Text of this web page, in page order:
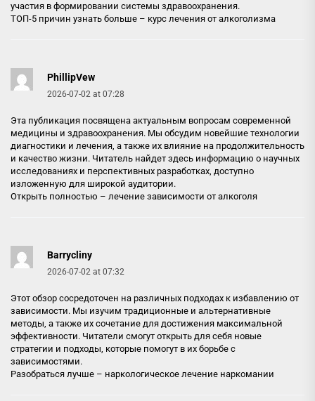
участия в формировании системы здравоохранения.
ТОП-5 причин узнать больше – курс лечения от алкоголизма
PhillipVew
2026-07-02 at 07:28
Эта публикация посвящена актуальным вопросам современной
медицины и здравоохранения. Мы обсудим новейшие технологии
диагностики и лечения, а также их влияние на продолжительность
и качество жизни. Читатель найдет здесь информацию о научных
исследованиях и перспективных разработках, доступно
изложенную для широкой аудитории.
Открыть полностью – лечение зависимости от алкоголя
Barrycliny
2026-07-02 at 07:32
Этот обзор сосредоточен на различных подходах к избавлению от
зависимости. Мы изучим традиционные и альтернативные
методы, а также их сочетание для достижения максимальной
эффективности. Читатели смогут открыть для себя новые
стратегии и подходы, которые помогут в их борьбе с
зависимостями.
Разобраться лучше – наркологическое лечение наркомании